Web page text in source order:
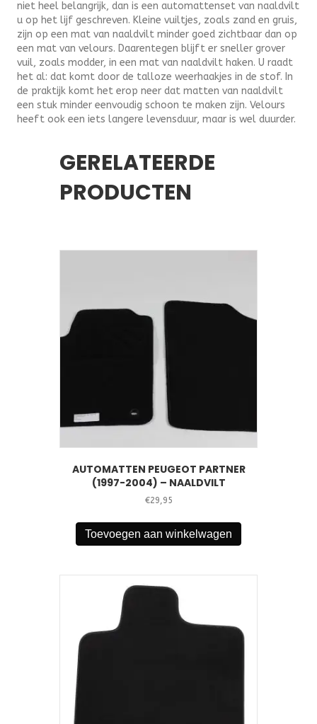
niet heel belangrijk, dan is een automattenset van naaldvilt
u op het lijf geschreven. Kleine vuiltjes, zoals zand en gruis,
zijn op een mat van naaldvilt minder goed zichtbaar dan op
een mat van velours. Daarentegen blijft er sneller grover
vuil, zoals modder, in een mat van naaldvilt haken. U raadt
het al: dat komt door de talloze weerhaakjes in de stof. In
de praktijk komt het erop neer dat matten van naaldvilt
een stuk minder eenvoudig schoon te maken zijn. Velours
heeft ook een iets langere levensduur, maar is wel duurder.
GERELATEERDE
PRODUCTEN
AUTOMATTEN PEUGEOT PARTNER
(1997-2004) – NAALDVILT
€29,95
Toevoegen aan winkelwagen